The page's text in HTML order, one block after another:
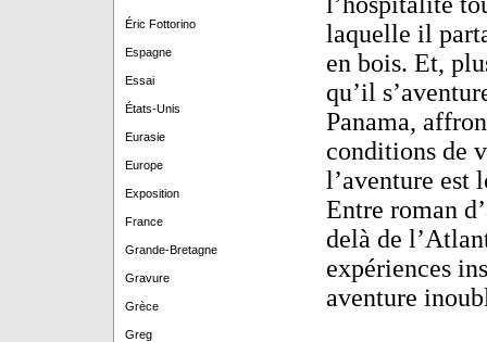
Éric Fottorino
Espagne
Essai
États-Unis
Eurasie
Europe
Exposition
France
Grande-Bretagne
Gravure
Grèce
Greg
laquelle il
en bois. Et,
qu’il
Panama,
conditions de
l’aventure est
Entre roman
delà de
expériences
aventure